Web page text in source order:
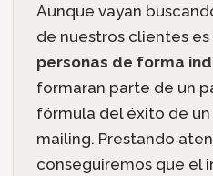
Aunque vayan
de nuestros clientes es
personas de forma
formaran parte de un
fórmula del éxito de
mailing. Prestando
conseguiremos que el